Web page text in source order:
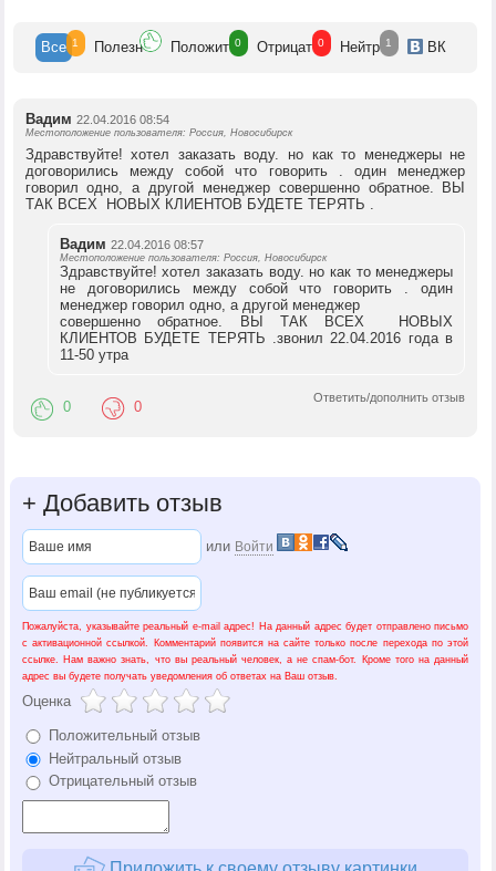
помощи карт Visa и MasterCard. Расчёт осуществляется посредством
портативных терминалов, которые всегда находятся при водителе.
поставщиков питьевой воды в Новосибирске!
Все 1 Полезн Положит 0 Отрицат 0 Нейтр 1 ВК
Вадим 22.04.2016 08:54
Местоположение пользователя: Россия, Новосибирск
Здравствуйте! хотел заказать воду. но как то менеджеры не
договорились между собой что говорить . один менеджер
говорил одно, а другой менеджер совершенно обратное. ВЫ
ТАК ВСЕХ НОВЫХ КЛИЕНТОВ БУДЕТЕ ТЕРЯТЬ .
Вадим 22.04.2016 08:57
Местоположение пользователя: Россия, Новосибирск
Здравствуйте! хотел заказать воду. но как то менеджеры
не договорились между собой что говорить . один
менеджер говорил одно, а другой менеджер
совершенно обратное. ВЫ ТАК ВСЕХ НОВЫХ
КЛИЕНТОВ БУДЕТЕ ТЕРЯТЬ .звонил 22.04.2016 года в
11-50 утра
Ответить/дополнить отзыв
0 0
+ Добавить отзыв
или Войти
Пожалуйста, указывайте реальный e-mail адрес! На данный адрес будет отправлено письмо
с активационной ссылкой. Комментарий появится на сайте только после перехода по этой
ссылке. Нам важно знать, что вы реальный человек, а не спам-бот. Кроме того на данный
адрес вы будете получать уведомления об ответах на Ваш отзыв.
Оценка
Положительный отзыв
Нейтральный отзыв
Отрицательный отзыв